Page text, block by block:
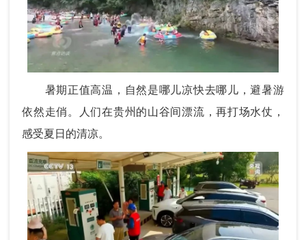
暑期正值高温，自然是哪儿凉快去哪儿，避暑游
依然走俏。人们在贵州的山谷间漂流，再打场水仗，
感受夏日的清凉。